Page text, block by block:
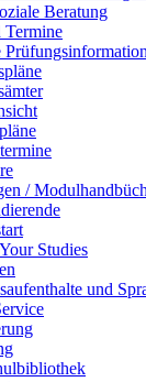
Beratung
Termine
/
Studies
und